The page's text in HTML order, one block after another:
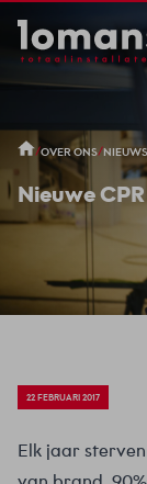
/OVER ONS/NIEUWS
Nieuwe
22 FEBRUARI 2017
Elk jaar